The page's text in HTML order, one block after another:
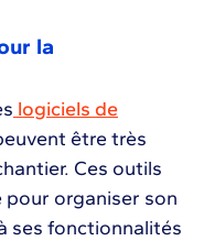
la
logiciels de
être très
Ces outils
organiser son
ses fonctionnalités